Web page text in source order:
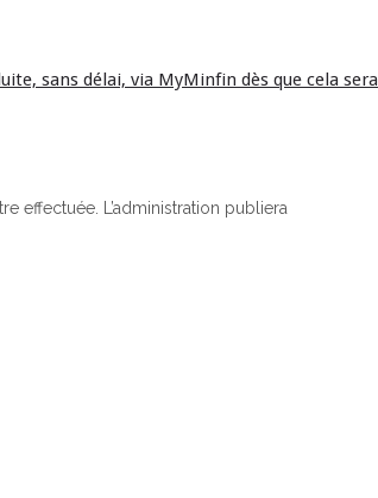
sans délai, via MyMinfin dès que cela sera
effectuée. L’administration publiera